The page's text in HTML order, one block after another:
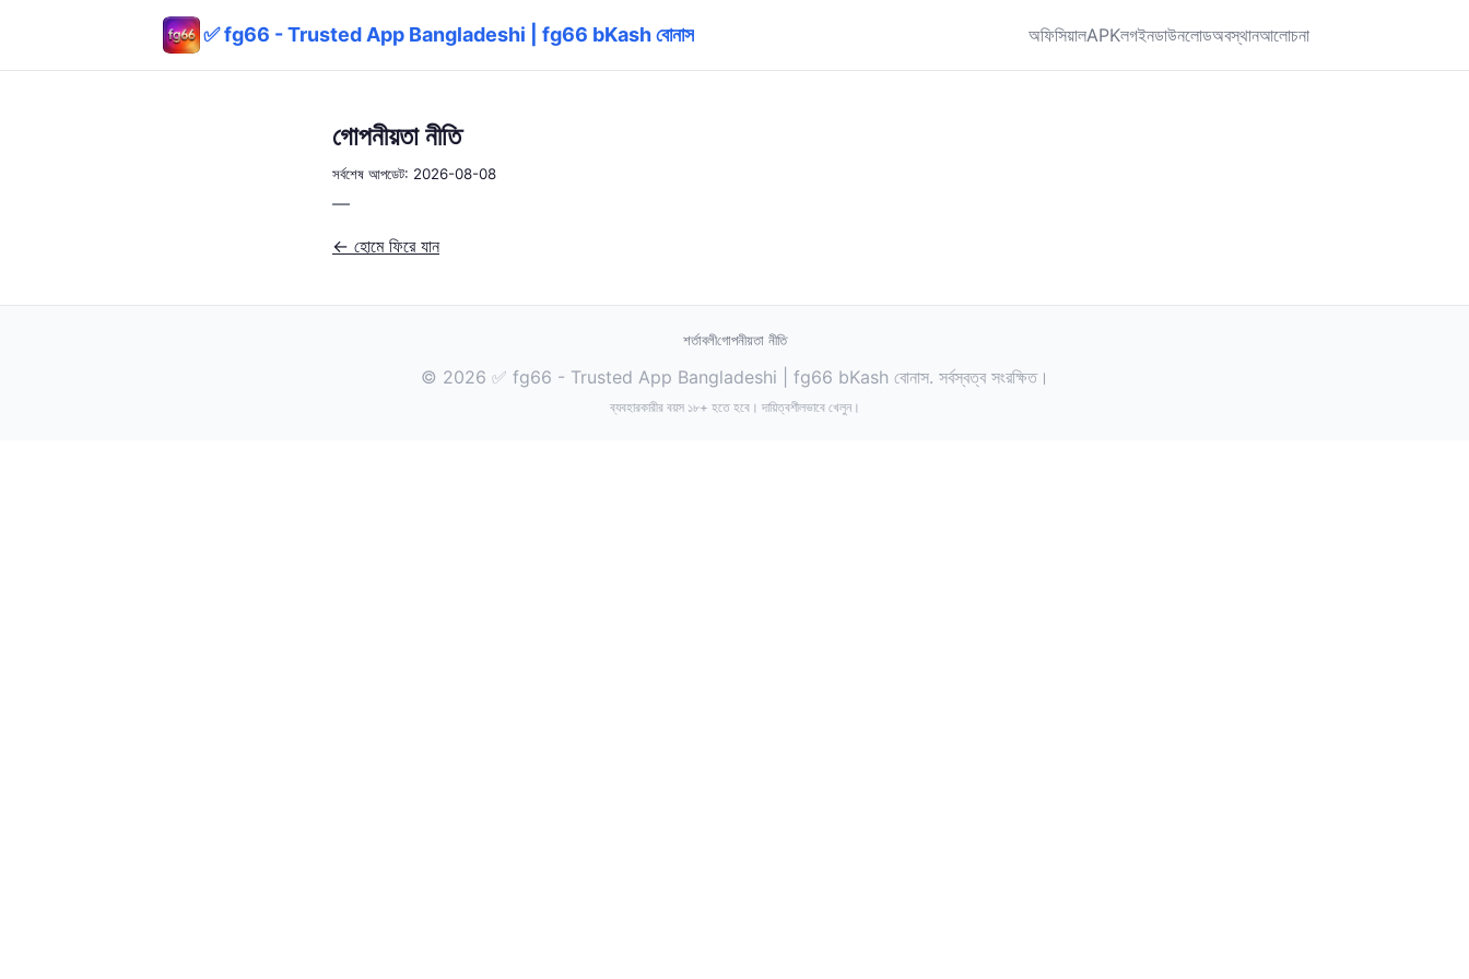
✅ fg66 - Trusted App Bangladeshi | fg66 bKash বোনাস অফিসিয়ালAPKলগইনডাউনলোডঅবস্থানআলোচনা
গোপনীয়তা নীতি
সর্বশেষ আপডেট: 2026-08-08
—
← হোমে ফিরে যান
শর্তাবলীগোপনীয়তা নীতি
© 2026 ✅ fg66 - Trusted App Bangladeshi | fg66 bKash বোনাস. সর্বস্বত্ব সংরক্ষিত।
ব্যবহারকারীর বয়স ১৮+ হতে হবে। দায়িত্বশীলভাবে খেলুন।